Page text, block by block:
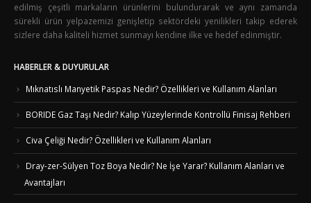
edilmiş çeşitli markaların ürünlerini bulundurarak ve aynı zamanda
sürekli ürün yelpazemizi genişletip sektördeki yenilikleri takip ederek
sizlere daha kaliteli hizmet sunmayı kendine ilke ve hedef edinmiştir.
HABERLER & DUYURULAR
Mıknatıslı Manyetik Paspas Nedir? Özellikleri ve Kullanım Alanları
BORIDE Gaz Taşı Nedir? Kalıp Yüzeylerinde Kontrollü Finisaj Rehberi
Civa Çeliği Nedir? Özellikleri ve Kullanım Alanları
Dray-zer-Sülyen Toz Boya Nedir? Ne İşe Yarar? Kullanım Alanları ve
Avantajları